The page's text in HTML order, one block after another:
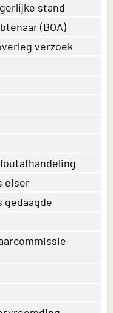
stand
(BOA)
verzoek
eiser
gedaagde